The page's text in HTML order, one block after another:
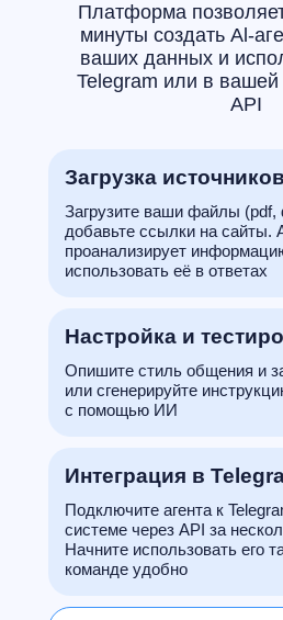
Подключите агента к
системе через API за
Начните использовать его
команде удобно
Интеграция в
Опишите стиль общения и
или сгенерируйте
с помощью ИИ
Настройка и
Загрузите ваши файлы (pdf,
добавьте ссылки на сайты.
проанализирует
использовать её в ответах
Загрузка
Платформа
минуты создать Al-
ваших данных и
Telegram или в вашей
АРІ